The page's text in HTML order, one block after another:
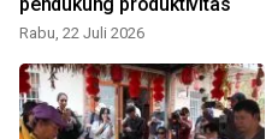
Rabu, 22 Juli 2026